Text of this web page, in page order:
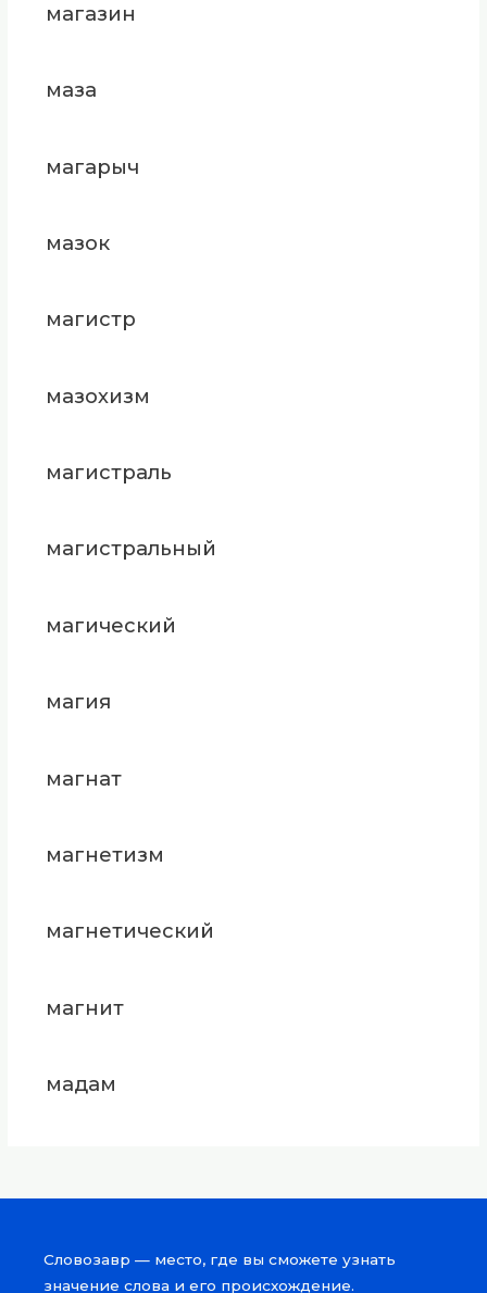
магазин
маза
магарыч
мазок
магистр
мазохизм
магистраль
магистральный
магический
магия
магнат
магнетизм
магнетический
магнит
мадам
Словозавр — место, где вы сможете узнать
значение слова и его происхождение.